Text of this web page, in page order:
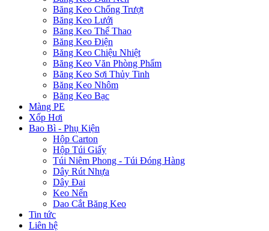
Băng Keo Chống Trượt
Băng Keo Lưới
Băng Keo Thể Thao
Băng Keo Điện
Băng Keo Chiệu Nhiệt
Băng Keo Văn Phòng Phẩm
Băng Keo Sợi Thủy Tinh
Băng Keo Nhôm
Băng Keo Bạc
Màng PE
Xốp Hơi
Bao Bì - Phụ Kiện
Hộp Carton
Hộp Túi Giấy
Túi Niêm Phong - Túi Đóng Hàng
Dây Rút Nhựa
Dây Đai
Keo Nến
Dao Cắt Băng Keo
Tin tức
Liên hệ